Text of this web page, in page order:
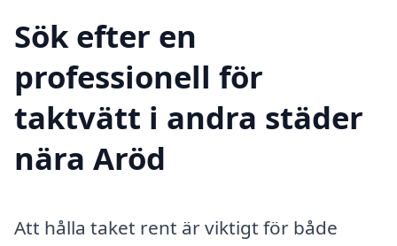
Sök efter en
professionell för
taktvätt i andra städer
nära Aröd
Att hålla taket rent är viktigt för både